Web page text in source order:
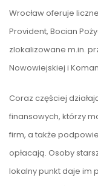
Wrocław oferuje
Provident, Bocian
zlokalizowane m.in.
Nowowiejskiej i
Coraz częściej
finansowych, którzy
firm, a także
opłacają. Osoby
lokalny punkt daje im